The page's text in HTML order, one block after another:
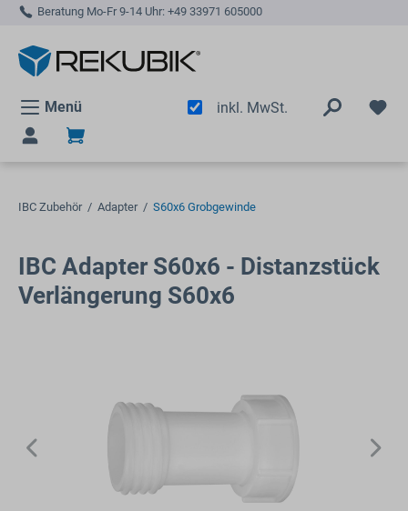
springen
Beratung Mo-Fr 9-14 Uhr: +49 33971 605000
Menü inkl. MwSt.
IBC Zubehör / Adapter / S60x6 Grobgewinde
IBC Adapter S60x6 - Distanzstück
Verlängerung S60x6